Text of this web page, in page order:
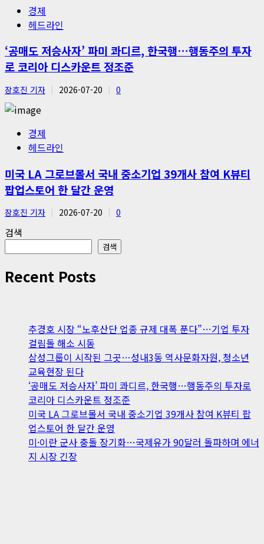
경제
헤드라인
‘공매도 저승사자’ 파미 콰디르, 한국행…행동주의 투자
로 코리아 디스카운트 정조준
장호진 기자 2026-07-20 0
경제
헤드라인
미국 LA 그로브몰서 국내 중소기업 39개사 참여 K뷰티
팝업스토어 한 달간 운영
장호진 기자 2026-07-20 0
검색
검색
Recent Posts
추경호 시장 “노후산단 업종 규제 대폭 푼다”…기업 투자
걸림돌 해소 시동
삼성그룹이 시작된 그곳…성내3동 역사문화자원, 청소년
교육현장 된다
‘공매도 저승사자’ 파미 콰디르, 한국행…행동주의 투자로
코리아 디스카운트 정조준
미국 LA 그로브몰서 국내 중소기업 39개사 참여 K뷰티 팝
업스토어 한 달간 운영
미·이란 군사 충돌 장기화…국제유가 90달러 돌파하며 에너
지 시장 긴장